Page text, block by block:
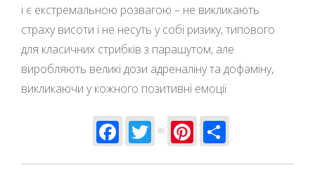
і є екстремальною розвагою – не викликають
страху висоти і не несуть у собі ризику, типового
для класичних стрибків з парашутом, але
виробляють великі дози адреналіну та дофаміну,
викликаючи у кожного позитивні емоції.
Facebook
TwitterPinterest